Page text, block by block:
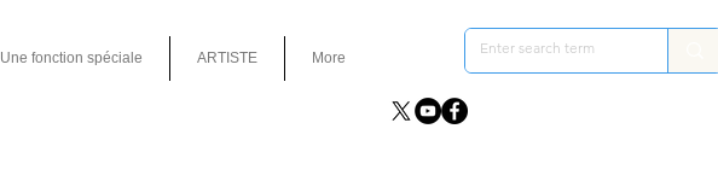
Une fonction spéciale ARTISTE More